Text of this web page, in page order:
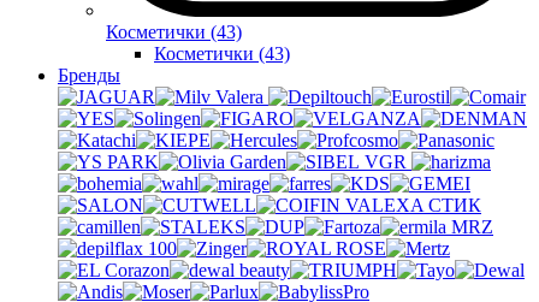
Косметички (43)
Косметички (43)
Бренды
Valera
VGR
VALEXA СТИК
MRZ